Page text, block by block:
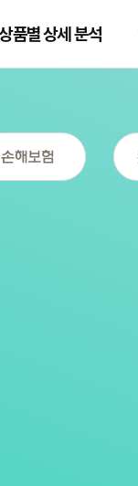
품별 상세 분석